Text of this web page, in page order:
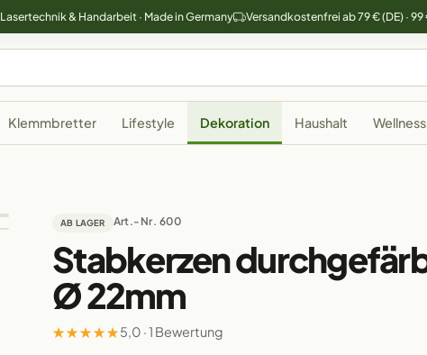
Lasertechnik & Handarbeit · Made in Germany Versandkostenfrei ab 79 € (DE) · 99
Klemmbretter Lifestyle Dekoration Haushalt Wellness
AB LAGER Art.-Nr. 600
Stabkerzen
Ø 22mm
★★★★★5,0 · 1 Bewertung